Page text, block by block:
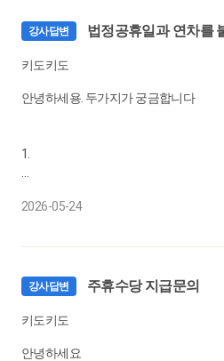
급해야 하나요?
30. 특정기간 1주 52시간 초과 근로시
31. 8시간 근무 후 연장근로시, 4시간
요?
연장근로시간에 휴게시간 부여의무
아니면 무급인지 유급휴가인지에 따
이런 휴가사용으로눈 불이익이 있어서
무급,유급 난임휴가 사용한 주의 주휴
강사답변 법정공휴일과 연차를
키도키도
안녕하세용. 두가지가 궁금합니다
1.
2.16-2.18 설연휴이고, 2.19-2.20 이틀
2026-05-24
강사답변 주휴수당 지급문의
키도키도
안녕하세요